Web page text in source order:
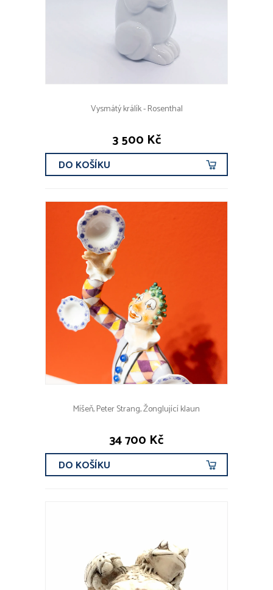
Vysmátý králík - Rosenthal
3 500 Kč
DO KOŠÍKU
Míšeň, Peter Strang, Žonglující klaun
34 700 Kč
DO KOŠÍKU